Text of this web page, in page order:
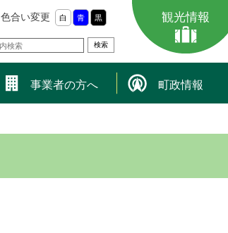
色合い変更 白 青 黒 観光情報
事業者の方へ 町政情報